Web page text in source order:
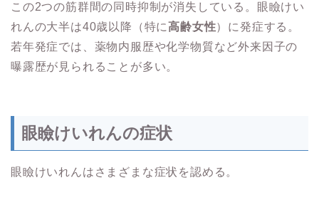
この2つの筋群間の同時抑制が消失している。眼瞼けい
れんの大半は40歳以降（特に高齢女性）に発症する。
若年発症では、薬物内服歴や化学物質など外来因子の
曝露歴が見られることが多い。
眼瞼けいれんの症状
眼瞼けいれんはさまざまな症状を認める。